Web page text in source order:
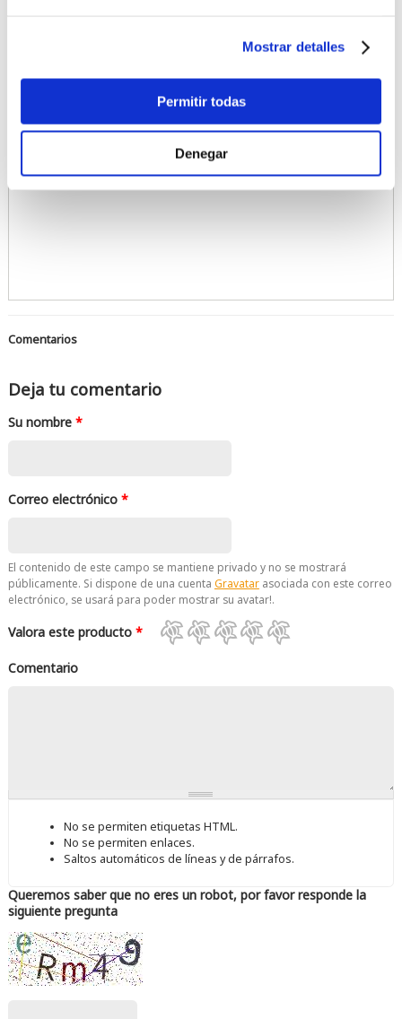
Mostrar detalles
Permitir todas
Denegar
Comentarios
Deja tu comentario
Su nombre *
Correo electrónico *
El contenido de este campo se mantiene privado y no se mostrará
públicamente. Si dispone de una cuenta Gravatarasociada con este correo
electrónico, se usará para poder mostrar su avatar!.
Valora este producto *
Comentario
No se permiten etiquetas HTML.
No se permiten enlaces.
Saltos automáticos de líneas y de párrafos.
Queremos saber que no eres un robot, por favor responde la
siguiente pregunta